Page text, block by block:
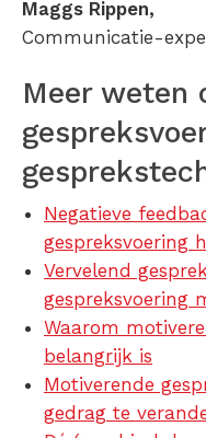
Maggs Rippen,
Communicatie-
Meer weten
Negatieve
gespreksvoering
Vervelend
gespreksvoering
Waarom
belangrijk is
Motiverende
gedrag te